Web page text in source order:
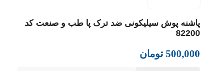
پاشنه پوش سیلیکونی ضد ترک پا طب و صنعت کد
82200
500,000 تومان